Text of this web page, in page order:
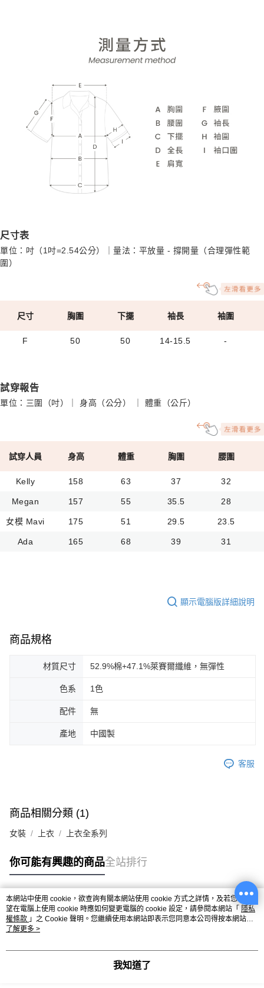
尺寸表
單位：吋（1吋=2.54公分）｜量法：平放量 - 撐開量（合理彈性範
圍）
尺寸 胸圍 下擺 袖長 袖圍
F 50 50 14-15.5 -
試穿報告
單位：三圍（吋）｜ 身高（公分） ｜ 體重（公斤）
試穿人員 身高 體重 胸圍 腰圍
Kelly 158 63 37 32
Megan 157 55 35.5 28
女模 Mavi 175 51 29.5 23.5
Ada 165 68 39 31
顯示電腦版詳細說明
商品規格
材質尺寸 52.9%棉+47.1%萊賽爾纖維，無彈性
色系 1色
配件 無
產地 中國製
客服
商品相關分類 (1)
女裝 上衣 上衣全系列
你可能有興趣的商品全站排行
熱門標籤
本網站中使用 cookie，欲查詢有關本網站使用 cookie 方式之詳情，及若您不希
望在電腦上使用 cookie 時應如何變更電腦的 cookie 設定，請參閱本網站「 隱私
權條款 」之 Cookie 聲明。您繼續使用本網站即表示您同意本公司得按本網站使
用條款之 Cookie 聲明使用 cookie。
了解更多 >
我知道了